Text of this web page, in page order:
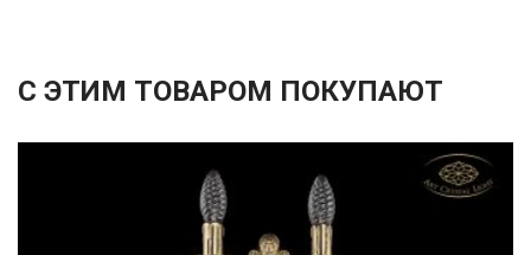
С ЭТИМ ТОВАРОМ ПОКУПАЮТ